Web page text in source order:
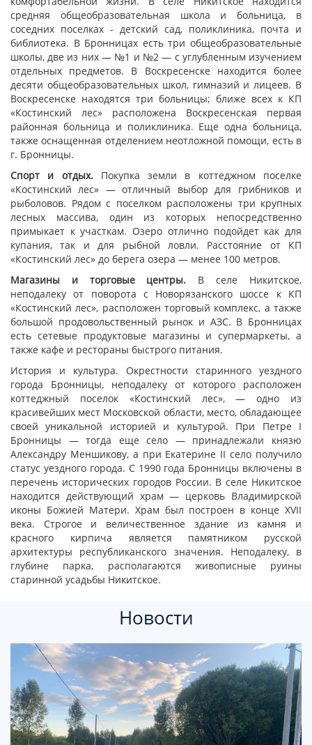
средняя общеобразовательная школа и больница, в
соседних поселках - детский сад, поликлиника, почта и
библиотека. В Бронницах есть три общеобразовательные
школы, две из них — №1 и №2 — с углубленным изучением
отдельных предметов. В Воскресенске находится более
десяти общеобразовательных школ, гимназий и лицеев. В
Воскресенске находятся три больницы; ближе всех к КП
«Костинский лес» расположена Воскресенская первая
районная больница и поликлиника. Еще одна больница,
также оснащенная отделением неотложной помощи, есть в
г. Бронницы.
Спорт и отдых.Покупка земли в коттеджном поселке
«Костинский лес» — отличный выбор для грибников и
рыболовов. Рядом с поселком расположены три крупных
лесных массива, один из которых непосредственно
примыкает к участкам. Озеро отлично подойдет как для
купания, так и для рыбной ловли. Расстояние от КП
«Костинский лес» до берега озера — менее 100 метров.
Магазины и торговые центры. В селе Никитское,
неподалеку от поворота с Новорязанского шоссе к КП
«Костинский лес», расположен торговый комплекс, а также
большой продовольственный рынок и АЗС. В Бронницах
есть сетевые продуктовые магазины и супермаркеты, а
также кафе и рестораны быстрого питания.
История и культура. Окрестности старинного уездного
города Бронницы, неподалеку от которого расположен
коттеджный поселок «Костинский лес», — одно из
красивейших мест Московской области, место, обладающее
своей уникальной историей и культурой. При Петре I
Бронницы — тогда еще село — принадлежали князю
Александру Меншикову, а при Екатерине II село получило
статус уездного города. С 1990 года Бронницы включены в
перечень исторических городов России. В селе Никитское
находится действующий храм — церковь Владимирской
иконы Божией Матери. Храм был построен в конце XVII
века. Строгое и величественное здание из камня и
красного кирпича является памятником русской
архитектуры республиканского значения. Неподалеку, в
глубине парка, располагаются живописные руины
старинной усадьбы Никитское.
Новости